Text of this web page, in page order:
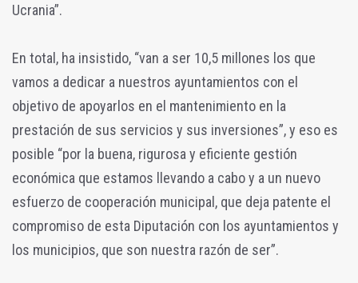
Ucrania”.
En total, ha insistido, “van a ser 10,5 millones los que
vamos a dedicar a nuestros ayuntamientos con el
objetivo de apoyarlos en el mantenimiento en la
prestación de sus servicios y sus inversiones”, y eso es
posible “por la buena, rigurosa y eficiente gestión
económica que estamos llevando a cabo y a un nuevo
esfuerzo de cooperación municipal, que deja patente el
compromiso de esta Diputación con los ayuntamientos y
los municipios, que son nuestra razón de ser”.